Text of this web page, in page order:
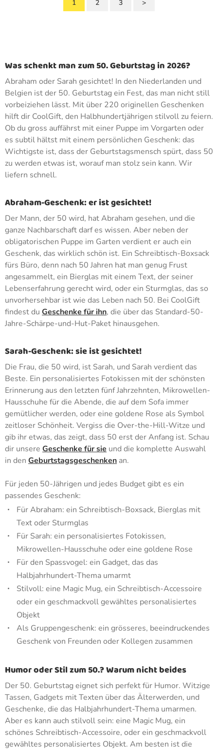
1 2 3 >
Was schenkt man zum 50. Geburtstag in 2026?
Abraham oder Sarah gesichtet! In den Niederlanden und
Belgien ist der 50. Geburtstag ein Fest, das man nicht still
vorbeiziehen lässt. Mit über 220 originellen Geschenken
hilft dir CoolGift, den Halbhundertjährigen stilvoll zu feiern.
Ob du gross auffährst mit einer Puppe im Vorgarten oder
es subtil hältst mit einem persönlichen Geschenk: das
Wichtigste ist, dass der Geburtstagsmensch spürt, dass 50
zu werden etwas ist, worauf man stolz sein kann. Wir
liefern schnell.
Abraham-Geschenk: er ist gesichtet!
Der Mann, der 50 wird, hat Abraham gesehen, und die
ganze Nachbarschaft darf es wissen. Aber neben der
obligatorischen Puppe im Garten verdient er auch ein
Geschenk, das wirklich schön ist. Ein Schreibtisch-Boxsack
fürs Büro, denn nach 50 Jahren hat man genug Frust
angesammelt, ein Bierglas mit einem Text, der seiner
Lebenserfahrung gerecht wird, oder ein Sturmglas, das so
unvorhersehbar ist wie das Leben nach 50. Bei CoolGift
findest du Geschenke für ihn, die über das Standard-50-
Jahre-Schärpe-und-Hut-Paket hinausgehen.
Sarah-Geschenk: sie ist gesichtet!
Die Frau, die 50 wird, ist Sarah, und Sarah verdient das
Beste. Ein personalisiertes Fotokissen mit der schönsten
Erinnerung aus den letzten fünf Jahrzehnten, Mikrowellen-
Hausschuhe für die Abende, die auf dem Sofa immer
gemütlicher werden, oder eine goldene Rose als Symbol
zeitloser Schönheit. Vergiss die Over-the-Hill-Witze und
gib ihr etwas, das zeigt, dass 50 erst der Anfang ist. Schau
dir unsere Geschenke für sie und die komplette Auswahl
in den Geburtstagsgeschenken an.
Für jeden 50-Jährigen und jedes Budget gibt es ein
passendes Geschenk:
Für Abraham: ein Schreibtisch-Boxsack, Bierglas mit
Text oder Sturmglas
Für Sarah: ein personalisiertes Fotokissen,
Mikrowellen-Hausschuhe oder eine goldene Rose
Für den Spassvogel: ein Gadget, das das
Halbjahrhundert-Thema umarmt
Stilvoll: eine Magic Mug, ein Schreibtisch-Accessoire
oder ein geschmackvoll gewähltes personalisiertes
Objekt
Als Gruppengeschenk: ein grösseres, beeindruckendes
Geschenk von Freunden oder Kollegen zusammen
Humor oder Stil zum 50.? Warum nicht beides
Der 50. Geburtstag eignet sich perfekt für Humor. Witzige
Tassen, Gadgets mit Texten über das Älterwerden, und
Geschenke, die das Halbjahrhundert-Thema umarmen.
Aber es kann auch stilvoll sein: eine Magic Mug, ein
schönes Schreibtisch-Accessoire, oder ein geschmackvoll
gewähltes personalisiertes Objekt. Am besten ist die